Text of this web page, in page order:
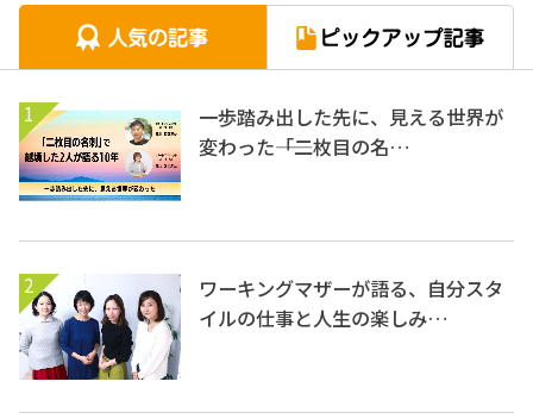
1
一歩踏み出した先に、見える世界が
変わった――「二枚目の名…
2
ワーキングマザーが語る、自分スタ
イルの仕事と人生の楽しみ…